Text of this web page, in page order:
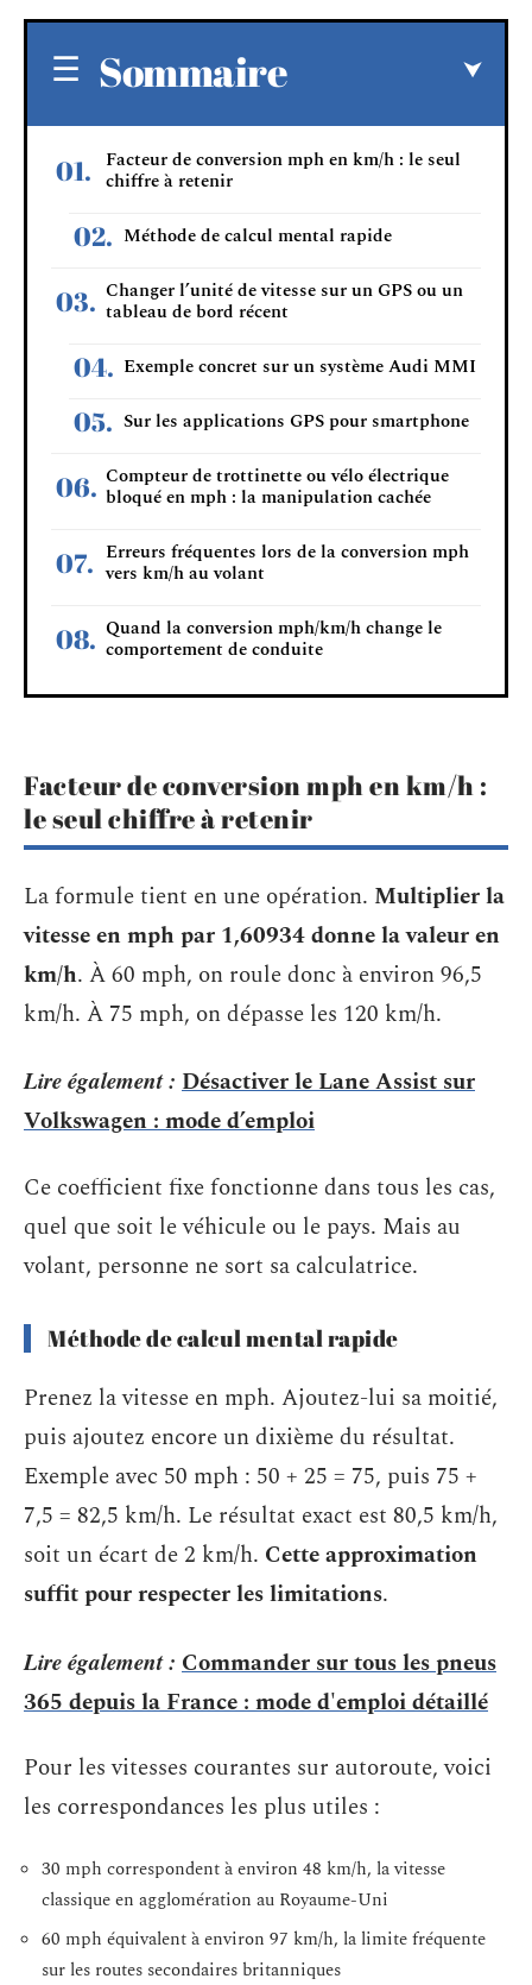
Sommaire
Facteur de conversion mph en km/h : le seul
chiffre à retenir
Méthode de calcul mental rapide
Changer l’unité de vitesse sur un GPS ou un
tableau de bord récent
Exemple concret sur un système Audi MMI
Sur les applications GPS pour smartphone
Compteur de trottinette ou vélo électrique
bloqué en mph : la manipulation cachée
Erreurs fréquentes lors de la conversion mph
vers km/h au volant
Quand la conversion mph/km/h change le
comportement de conduite
Facteur de conversion mph en km/h :
le seul chiffre à retenir
La formule tient en une opération. Multiplier la
vitesse en mph par 1,60934 donne la valeur en
km/h. À 60 mph, on roule donc à environ 96,5
km/h. À 75 mph, on dépasse les 120 km/h.
Lire également : Désactiver le Lane Assist sur
Volkswagen : mode d’emploi
Ce coefficient fixe fonctionne dans tous les cas,
quel que soit le véhicule ou le pays. Mais au
volant, personne ne sort sa calculatrice.
Méthode de calcul mental rapide
Prenez la vitesse en mph. Ajoutez-lui sa moitié,
puis ajoutez encore un dixième du résultat.
Exemple avec 50 mph : 50 + 25 = 75, puis 75 +
7,5 = 82,5 km/h. Le résultat exact est 80,5 km/h,
soit un écart de 2 km/h. Cette approximation
suffit pour respecter les limitations.
Lire également : Commander sur tous les pneus
365 depuis la France : mode d'emploi détaillé
Pour les vitesses courantes sur autoroute, voici
les correspondances les plus utiles :
30 mph correspondent à environ 48 km/h, la vitesse
classique en agglomération au Royaume-Uni
60 mph équivalent à environ 97 km/h, la limite fréquente
sur les routes secondaires britanniques